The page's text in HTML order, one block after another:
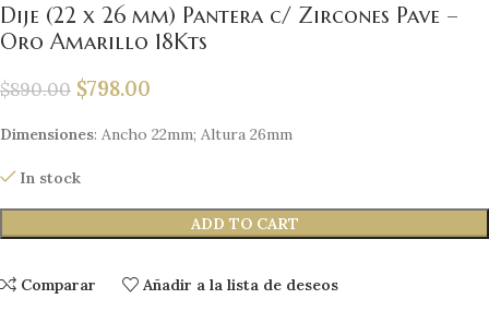
Dije (22 x 26 mm) Pantera c/ Zircones Pave –
Oro Amarillo 18Kts
$890.00 $798.00
Dimensiones: Ancho 22mm; Altura 26mm
In stock
ADD TO CART
Comparar Añadir a la lista de deseos